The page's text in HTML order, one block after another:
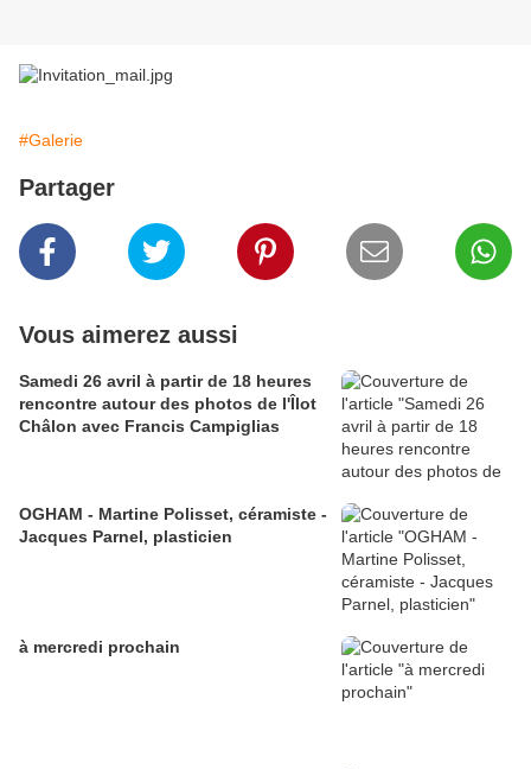
#Galerie
Partager
Vous aimerez aussi
Samedi 26 avril à partir de 18 heures
rencontre autour des photos de l'Îlot
Châlon avec Francis Campiglias
OGHAM - Martine Polisset, céramiste -
Jacques Parnel, plasticien
à mercredi prochain